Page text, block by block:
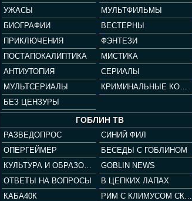
УЖАСЫ
МУЛЬТФИЛЬМЫ
БИОГРАФИИ
ВЕСТЕРНЫ
ПРИКЛЮЧЕНИЯ
ФЭНТЕЗИ
ПОСТАПОКАЛИПТИКА
МИСТИКА
АНТИУТОПИЯ
СЕРИАЛЫ
МУЛЬТСЕРИАЛЫ
КРИМИНАЛЬНЫЕ КОМЕДИИ
БЕЗ ЦЕНЗУРЫ
ГОБЛИН ТВ
РАЗВЕДОПРОС
СИНИЙ ФИЛ
ОПЕРГЕЙМЕР
БЕСЕДЫ С ГОБЛИНОМ
КУЛЬТУРА И ОБРАЗОВАНИЕ
GOBLIN NEWS
ОТВЕТЫ НА ВОПРОСЫ
В ЦЕПКИХ ЛАПАХ
КАБА40К
РИМ С КЛИМУСОМ СКАРАБЕУСОМ